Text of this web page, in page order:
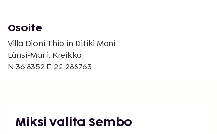
Lähin suuri lentokenttä on Kalamata (KLX-
Kalamatan kansainvälinen lentokenttä) - 57,6 km /
35,8 mi
Hyödynnä puutarha.
Kaupunki perii kaupunkiveron, joka maksetaan
Osoite
Villa Dioni Thio in Ditiki Mani
Länsi-Mani, Kreikka
N 36.8352 E 22.288763
Miksi valita Sembo